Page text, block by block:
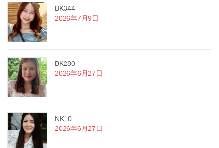
BK344
2026年7月9日
BK280
2026年6月27日
NK10
2026年6月27日